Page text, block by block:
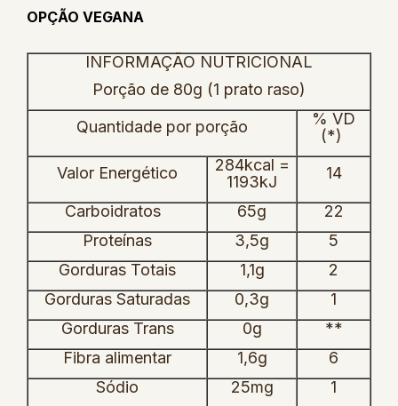
OPÇÃO VEGANA
INFORMAÇÃO NUTRICIONAL
Porção de 80g (1 prato raso)
Quantidade por porção
% VD
(*)
Valor Energético
284kcal =
1193kJ
14
Carboidratos 65g
22
Proteínas
3,5g
5
Gorduras Totais
1,1g
2
Gorduras Saturadas
0,3g
1
Gorduras Trans
0g
**
Fibra alimentar
1,6g
6
Sódio
25mg
1